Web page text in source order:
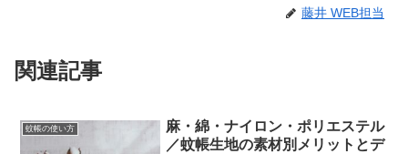
藤井 WEB担当
関連記事
蚊帳の使い方
麻・綿・ナイロン・ポリエステル
／蚊帳生地の素材別メリットとデ